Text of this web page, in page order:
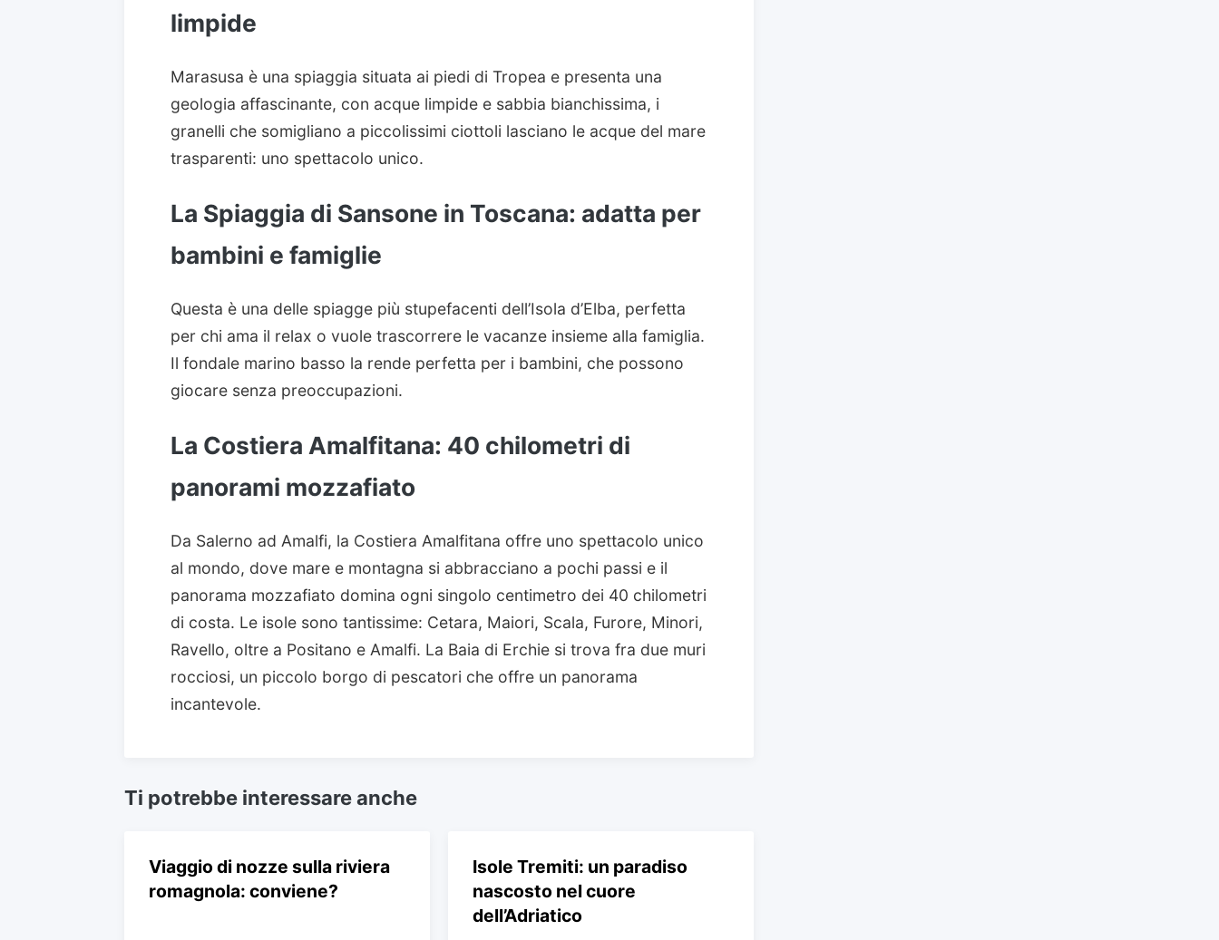
limpide
Marasusa è una spiaggia situata ai piedi di Tropea e presenta una
geologia affascinante, con acque limpide e sabbia bianchissima, i
granelli che somigliano a piccolissimi ciottoli lasciano le acque del mare
trasparenti: uno spettacolo unico.
La Spiaggia di Sansone in Toscana: adatta per
bambini e famiglie
Questa è una delle spiagge più stupefacenti dell’Isola d’Elba, perfetta
per chi ama il relax o vuole trascorrere le vacanze insieme alla famiglia.
Il fondale marino basso la rende perfetta per i bambini, che possono
giocare senza preoccupazioni.
La Costiera Amalfitana: 40 chilometri di
panorami mozzafiato
Da Salerno ad Amalfi, la Costiera Amalfitana offre uno spettacolo unico
al mondo, dove mare e montagna si abbracciano a pochi passi e il
panorama mozzafiato domina ogni singolo centimetro dei 40 chilometri
di costa. Le isole sono tantissime: Cetara, Maiori, Scala, Furore, Minori,
Ravello, oltre a Positano e Amalfi. La Baia di Erchie si trova fra due muri
rocciosi, un piccolo borgo di pescatori che offre un panorama
incantevole.
Ti potrebbe interessare anche
Viaggio di nozze sulla riviera
romagnola: conviene?
Isole Tremiti: un paradiso
nascosto nel cuore
dell’Adriatico